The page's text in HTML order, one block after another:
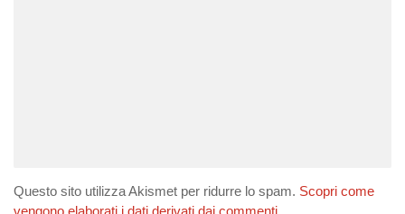
Questo sito utilizza Akismet per ridurre lo spam. Scopri come
vengono elaborati i dati derivati dai commenti